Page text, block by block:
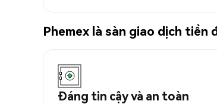
Phemex là sàn giao dịch
Đáng tin cậy và an toàn